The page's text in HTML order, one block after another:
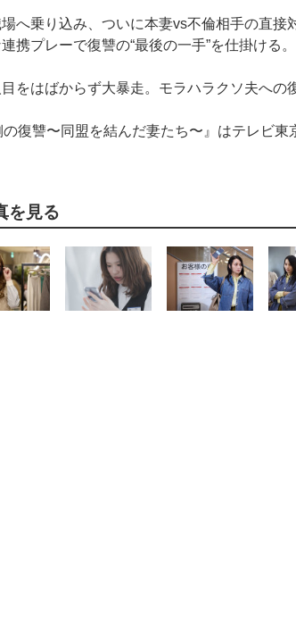
へ乗り込み、ついに本妻vs不倫相手の直接
携プレーで復讐の“最後の一手”を仕掛ける。
をはばからず大暴走。モラハラクソ夫への
復讐〜同盟を結んだ妻たち〜』はテレビ東
を見る